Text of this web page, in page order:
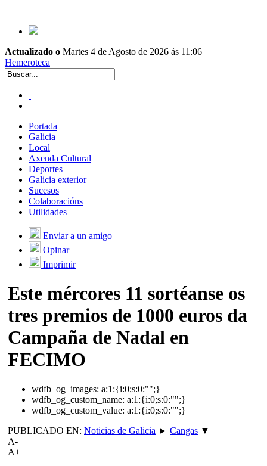
Actualizado o Martes 4 de Agosto de 2026 ás 11:06
Hemeroteca
Portada
Galicia
Local
Axenda Cultural
Deportes
Galicia exterior
Sucesos
Colaboracións
Utilidades
Enviar a un amigo
Opinar
Imprimir
Este mércores 11 sortéanse os
tres premios de 1000 euros da
Campaña de Nadal en
FECIMO
wdfb_og_images: a:1:{i:0;s:0:"";}
wdfb_og_custom_name: a:1:{i:0;s:0:"";}
wdfb_og_custom_value: a:1:{i:0;s:0:"";}
PUBLICADO EN: Noticias de Galicia ► Cangas ▼
A-
A+